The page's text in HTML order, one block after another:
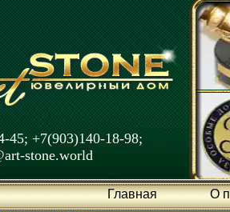
45; +7(903)140-18-98;
stone.world
Главная О